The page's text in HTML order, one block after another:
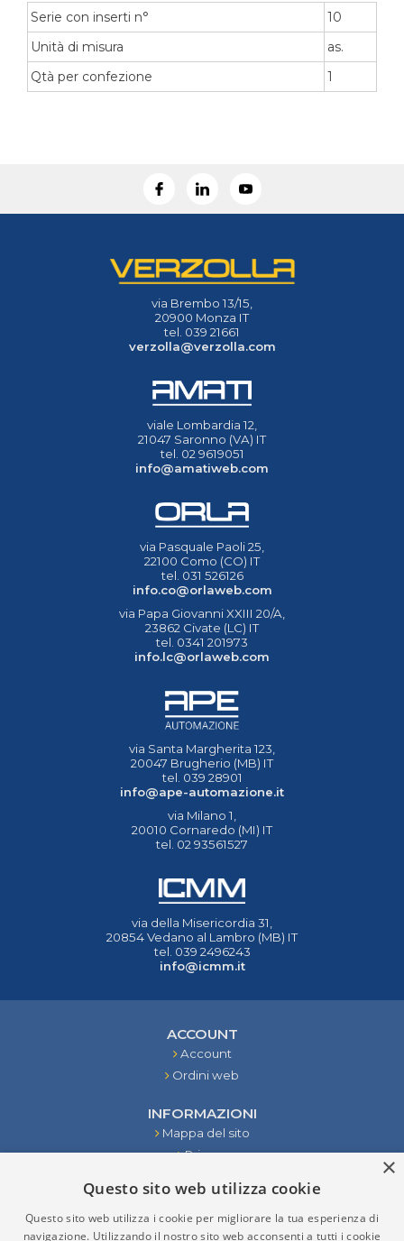
Serie con inserti n°
10
Unità di misura
as.
Qtà per confezione
1
via Brembo 13/15,
20900 Monza IT
tel. 039 21661
verzolla@verzolla.com
viale Lombardia 12,
21047 Saronno (VA) IT
tel. 02 9619051
info@amatiweb.com
via Pasquale Paoli 25,
22100 Como (CO) IT
tel. 031 526126
info.co@orlaweb.com
via Papa Giovanni XXIII 20/A,
23862 Civate (LC) IT
tel. 0341 201973
info.lc@orlaweb.com
via Santa Margherita 123,
20047 Brugherio (MB) IT
tel. 039 28901
info@ape-automazione.it
via Milano 1,
20010 Cornaredo (MI) IT
tel. 02 93561527
via della Misericordia 31,
20854 Vedano al Lambro (MB) IT
tel. 039 2496243
info@icmm.it
ACCOUNT
Account
Ordini web
INFORMAZIONI
Mappa del sito
Privacy
Contattaci
STRUMENTI
×
Questo sito web utilizza cookie
Questo sito web utilizza i cookie per migliorare la tua esperienza di
navigazione. Utilizzando il nostro sito web acconsenti a tutti i cookie